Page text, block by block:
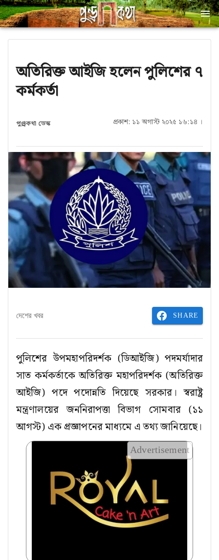
অতিরিক্ত আইজি হলেন পুলিশের ৭
কর্মকর্তা
পুণ্ড্রকথা ডেস্ক প্রকাশ: ১১ অগাস্ট ২০২৫ ১৬:১৪ ।
দেশের খবর SHARE
পুলিশের উপমহাপরিদর্শক (ডিআইজি) পদমর্যাদার
সাত কর্মকর্তাকে অতিরিক্ত মহাপরিদর্শক (অতিরিক্ত
আইজি) পদে পদোন্নতি দিয়েছে সরকার। স্বরাষ্ট্র
মন্ত্রণালয়ের জননিরাপত্তা বিভাগ সোমবার (১১
আগস্ট) এক প্রজ্ঞাপনের মাধ্যমে এ তথ্য জানিয়েছে।
Advertisement